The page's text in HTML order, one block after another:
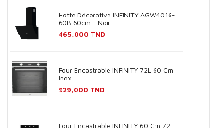
Hotte Décorative INFINITY AGW4016-
60B 60cm - Noir
Prix
465,000 TND
Four Encastrable INFINITY 72L 60 Cm
Inox
Prix
929,000 TND
Four Encastrable INFINITY 60 Cm 72